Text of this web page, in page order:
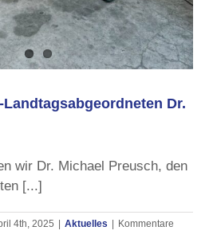
Dr.
wir Dr. Michael Preusch, den
[...]
4th, 2025 | Aktuelles | Kommentare